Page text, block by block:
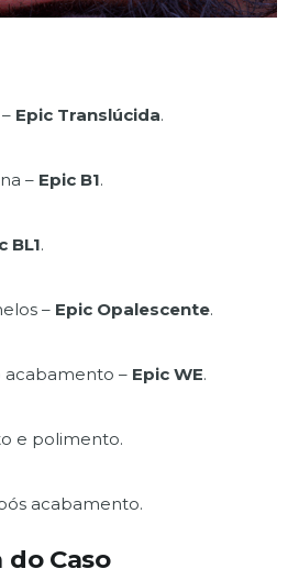
Epic Translúcida.
– Epic B1.
BL1.
– Epic Opalescente.
acabamento – Epic WE.
e polimento.
acabamento.
Caso